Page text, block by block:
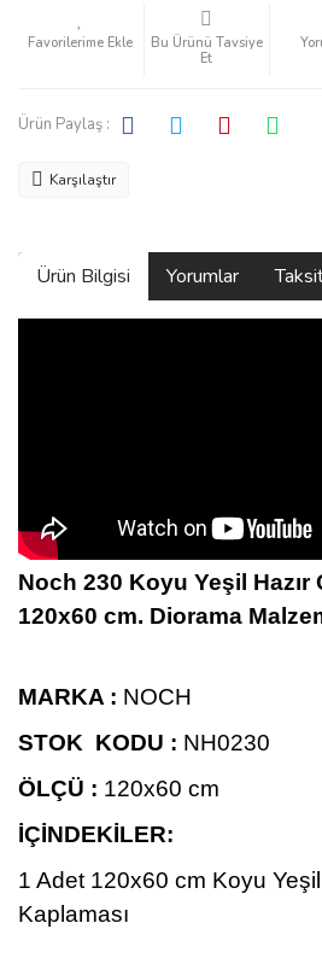
Bu Ürünü Tavsiye
Et
Ürün Paylaş :
Karşılaştır
Ürün Bilgisi Yorumlar
Noch 230 Koyu Yeşil Hazır
120x60 cm. Diorama
MARKA : NOCH
STOK KODU : NH0230
ÖLÇÜ : 120x60 cm
İÇİNDEKİLER:
1 Adet 120x60 cm Koyu
Kaplaması